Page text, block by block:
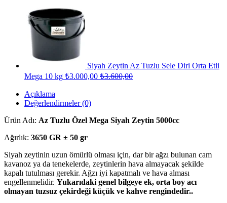
Siyah Zeytin Az Tuzlu Sele Diri Orta Etli
Mega 10 kg ₺3.000,00 ₺3.600,00
Açıklama
Değerlendirmeler (0)
Ürün Adı: Az Tuzlu Özel Mega Siyah Zeytin 5000cc
Ağırlık: 3650 GR ± 50 gr
Siyah zeytinin uzun ömürlü olması için, dar bir ağzı bulunan cam
kavanoz ya da tenekelerde, zeytinlerin hava almayacak şekilde
kapalı tutulması gerekir. Ağzı iyi kapatmalı ve hava alması
engellenmelidir. Yukarıdaki genel bilgeye ek, orta boy acı
olmayan tuzsuz çekirdeği küçük ve kahve rengindedir..